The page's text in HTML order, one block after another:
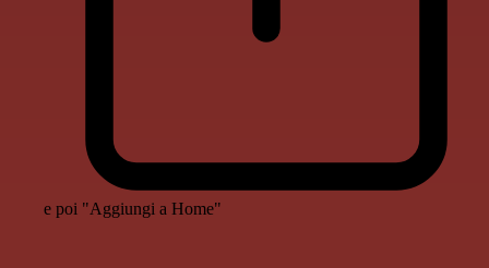
e poi "Aggiungi a Home"